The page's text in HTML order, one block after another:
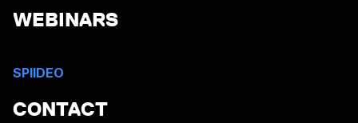
WEBINARS
SPIIDEO
CONTACT